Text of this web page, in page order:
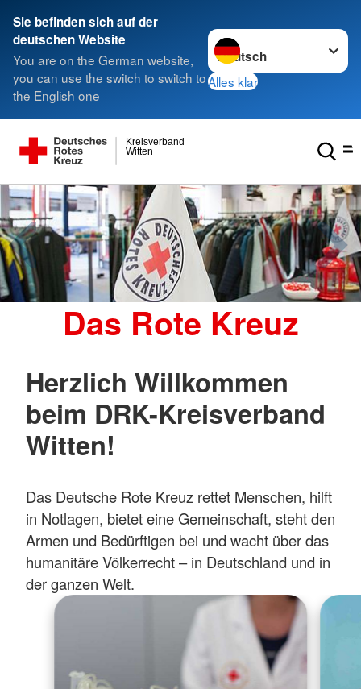
Sie befinden sich auf der
deutschen Website
You are on the German website,
you can use the switch to switch to
the English one
Sprache wechseln zu
Alles klar
Witten
Kreisverband
Das Rote Kreuz
Herzlich Willkommen
beim DRK-Kreisverband
Witten!
Das Deutsche Rote Kreuz rettet Menschen, hilft
in Notlagen, bietet eine Gemeinschaft, steht den
Armen und Bedürftigen bei und wacht über das
humanitäre Völkerrecht – in Deutschland und in
der ganzen Welt.